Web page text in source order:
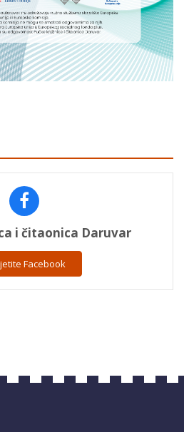
i čitaonica Daruvar
Facebook